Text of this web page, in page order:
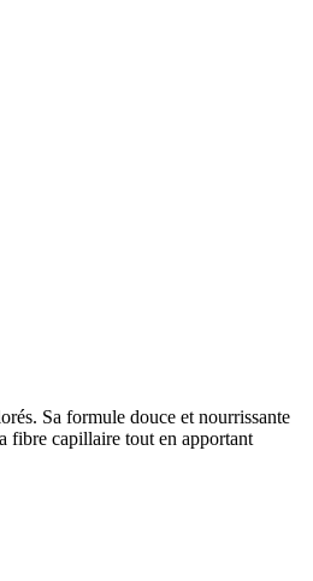
Sa formule douce et nourrissante
fibre capillaire tout en apportant